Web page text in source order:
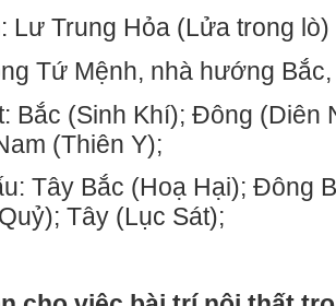
Lư Trung Hỏa (Lửa trong lò)
Tứ Mệnh, nhà hướng
Bắc (Sinh Khí); Đông (Diên
(Thiên Y);
Tây Bắc (Hoạ Hại); Đông
Tây (Lục Sát);